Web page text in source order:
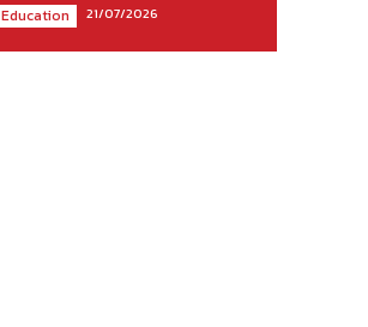
Education 21/07/2026